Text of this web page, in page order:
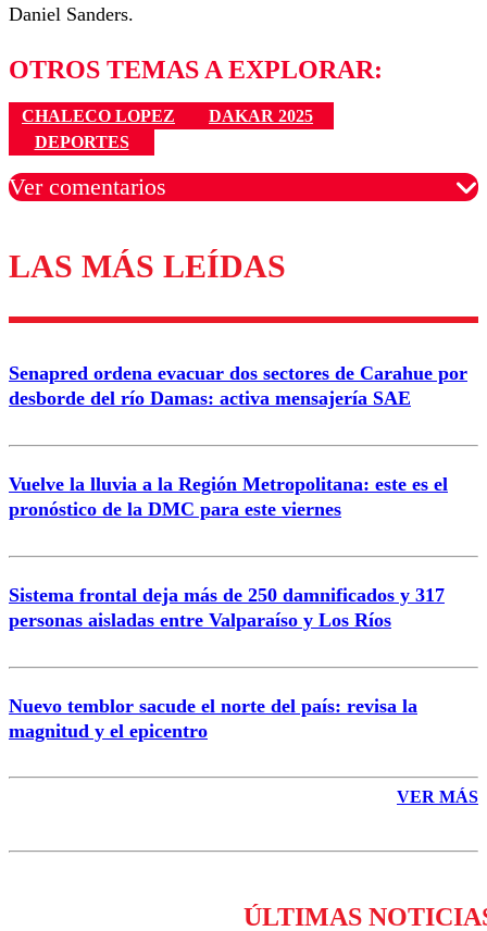
Daniel Sanders.
OTROS TEMAS A EXPLORAR:
CHALECO LOPEZ
DAKAR 2025
DEPORTES
Ver comentarios
Los comentarios son moderados para garantizar un
diálogo respetuoso.
Correo
Enviar comentario
LAS MÁS LEÍDAS
Senapred ordena evacuar dos sectores de Carahue por
desborde del río Damas: activa mensajería SAE
Vuelve la lluvia a la Región Metropolitana: este es el
pronóstico de la DMC para este viernes
Sistema frontal deja más de 250 damnificados y 317
personas aisladas entre Valparaíso y Los Ríos
Nuevo temblor sacude el norte del país: revisa la
magnitud y el epicentro
VER MÁS
ÚLTIMAS